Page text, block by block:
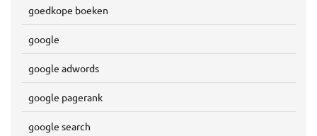
goedkope boeken
google
google adwords
google pagerank
google search